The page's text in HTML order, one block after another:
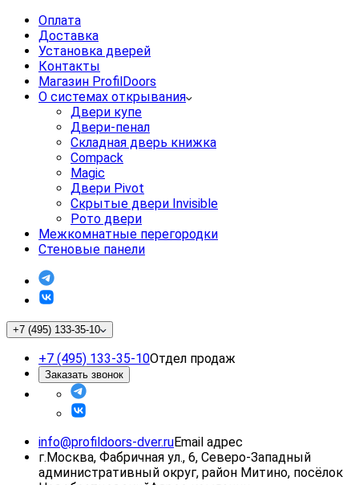
Оплата
Доставка
Установка дверей
Контакты
Магазин ProfilDoors
О системах открывания
Двери купе
Двери-пенал
Складная дверь книжка
Compack
Magic
Двери Pivot
Скрытые двери Invisible
Рото двери
Межкомнатные перегородки
Стеновые панели
+7 (495) 133-35-10
+7 (495) 133-35-10Отдел продаж
Заказать звонок
info@profildoors-dver.ruEmail адрес
г.Москва, Фабричная ул., 6, Северо-Западный
административный округ, район Митино, посёлок